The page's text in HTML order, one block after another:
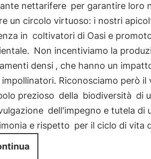
nettarifere per garantire loro
un circolo virtuoso: i nostri
in coltivatori di Oasi e
Non incentiviamo la
densi , che hanno un
impollinatori. Riconosciamo però il
prezioso della biodiversità di
dell'impegno e tutela di
e rispetto per il ciclo di vita